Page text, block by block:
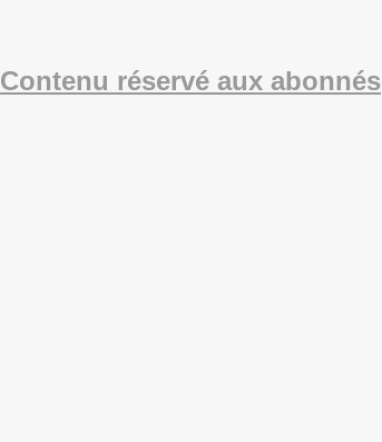
Contenu réservé aux abonnés